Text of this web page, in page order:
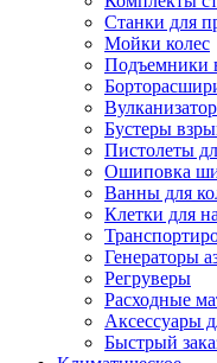
Станки для
Мойки колес
Подъемники
Бустеры
Пистолеты
Ошиповка
Ванны для
Клетки для
Генераторы
Регруверы
Расходные
Аксессуары
Быстрый